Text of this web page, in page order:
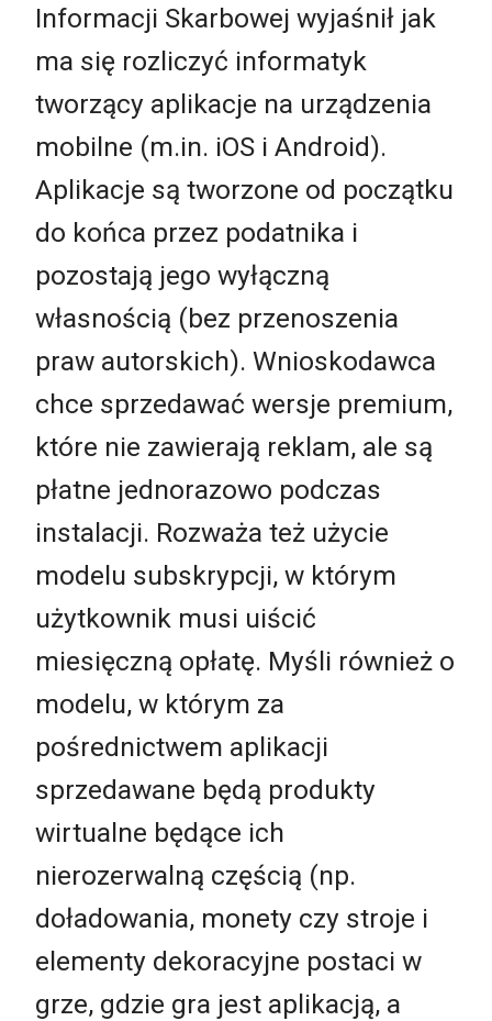
Informacji Skarbowej wyjaśnił jak
ma się rozliczyć informatyk
tworzący aplikacje na urządzenia
mobilne (m.in. iOS i Android).
Aplikacje są tworzone od początku
do końca przez podatnika i
pozostają jego wyłączną
własnością (bez przenoszenia
praw autorskich). Wnioskodawca
chce sprzedawać wersje premium,
które nie zawierają reklam, ale są
płatne jednorazowo podczas
instalacji. Rozważa też użycie
modelu subskrypcji, w którym
użytkownik musi uiścić
miesięczną opłatę. Myśli również o
modelu, w którym za
pośrednictwem aplikacji
sprzedawane będą produkty
wirtualne będące ich
nierozerwalną częścią (np.
doładowania, monety czy stroje i
elementy dekoracyjne postaci w
grze, gdzie gra jest aplikacją, a